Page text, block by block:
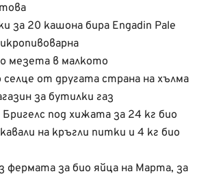
за 20 кашона бира Engadin Pale
мезета в малкото
селце от другата страна на хълма
за бутилки газ
под хижата за 24 кг био
на кръгли питки и 4 кг био
фермата за био яйца на Марта, за